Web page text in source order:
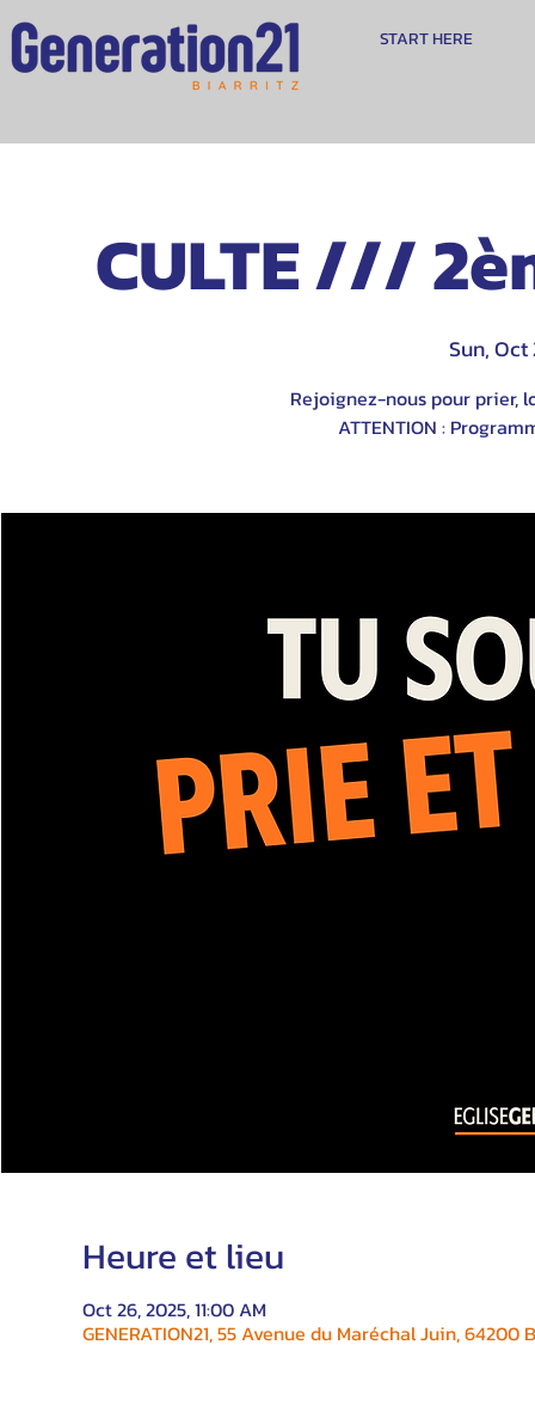
START HERE
CULTE ///
Sun, Oct
Rejoignez-nous pour prier,
ATTENTION :
Heure et lieu
Oct 26, 2025, 11:00 AM
GENERATION21, 55 Avenue du Maréchal Juin, 64200